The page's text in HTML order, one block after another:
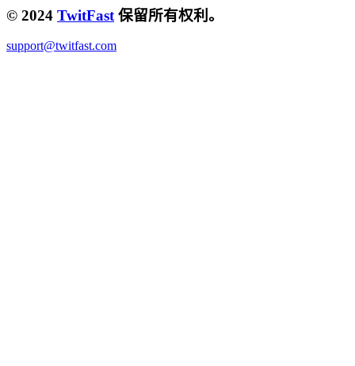
© 2024 TwitFast 保留所有权利。
support@twitfast.com